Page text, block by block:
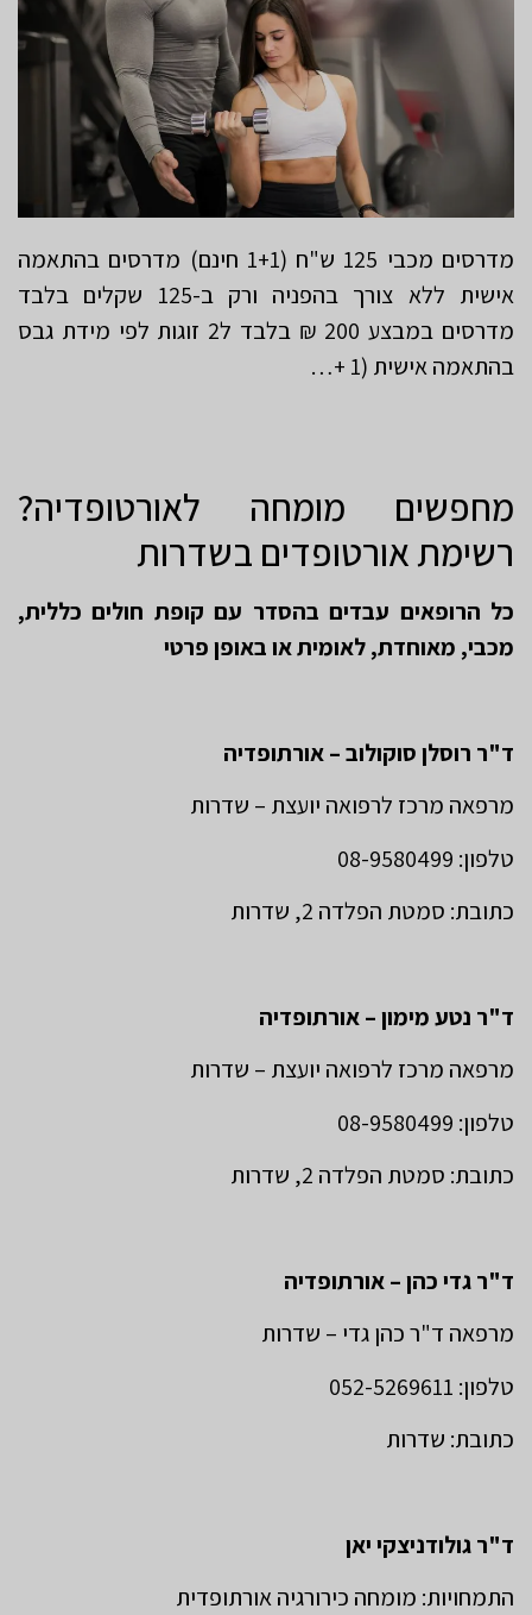
מדרסים מכבי 125 ש"ח (1+1 חינם) מדרסים בהתאמה
אישית ללא צורך בהפניה ורק ב-125 שקלים בלבד
מדרסים במבצע 200 ₪ בלבד ל2 זוגות לפי מידת גבס
בהתאמה אישית (1 +…
מחפשים מומחה לאורטופדיה?
רשימת אורטופדים בשדרות
כל הרופאים עבדים בהסדר עם קופת חולים כללית,
מכבי, מאוחדת, לאומית או באופן פרטי
ד"ר רוסלן סוקולוב – אורתופדיה
מרפאה מרכז לרפואה יועצת – שדרות
טלפון: 08-9580499
כתובת: סמטת הפלדה 2, שדרות
ד"ר נטע מימון – אורתופדיה
מרפאה מרכז לרפואה יועצת – שדרות
טלפון: 08-9580499
כתובת: סמטת הפלדה 2, שדרות
ד"ר גדי כהן – אורתופדיה
מרפאה ד"ר כהן גדי – שדרות
טלפון: 052-5269611
כתובת: שדרות
ד"ר גולודניצקי יאן
התמחויות: מומחה כירורגיה אורתופדית